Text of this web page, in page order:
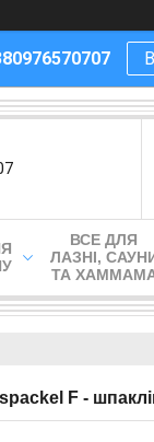
ВСЕ ДЛЯ
ЛАЗНІ,
ТА
F -